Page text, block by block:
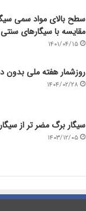
سطح بالای مواد سمی
مقایسه با سیگارهای سنتی
۱۴۰۱/۰۴/۱۵
روزشمار هفته ملی بدون دخانیات
۱۴۰۴/۰۲/۲۸
سیگار برگ مضر تر از
۱۴۰۳/۱۲/۰۵